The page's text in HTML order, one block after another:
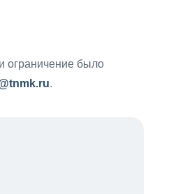
ограничение было
.